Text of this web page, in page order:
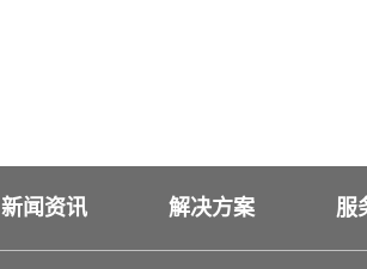
新闻资讯 解决方案 服